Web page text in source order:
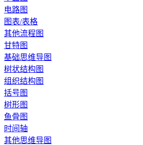
电路图
图表/表格
其他流程图
甘特图
基础思维导图
树状结构图
组织结构图
括号图
树形图
鱼骨图
时间轴
其他思维导图